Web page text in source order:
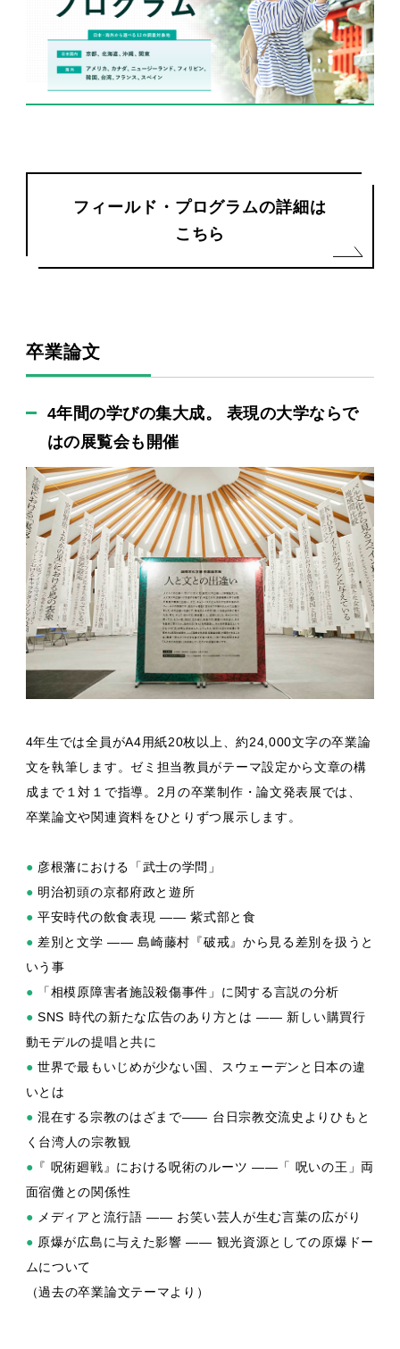
フィールド・プログラムの詳細は
こちら
卒業論文
4年間の学びの集大成。 表現の大学ならで
はの展覧会も開催
4年生では全員がA4用紙20枚以上、約24,000文字の卒業論
文を執筆します。ゼミ担当教員がテーマ設定から文章の構
成まで１対１で指導。2月の卒業制作・論文発表展では、
卒業論文や関連資料をひとりずつ展示します。
● 彦根藩における「武士の学問」
● 明治初頭の京都府政と遊所
● 平安時代の飲食表現 —— 紫式部と食
● 差別と文学 —— 島崎藤村『破戒』から見る差別を扱うと
いう事
● 「相模原障害者施設殺傷事件」に関する言説の分析
● SNS 時代の新たな広告のあり方とは —— 新しい購買行
動モデルの提唱と共に
● 世界で最もいじめが少ない国、スウェーデンと日本の違
いとは
● 混在する宗教のはざまで—— 台日宗教交流史よりひもと
く台湾人の宗教観
● 『 呪術廻戦』における呪術のルーツ ——「 呪いの王」両
面宿儺との関係性
● メディアと流行語 —— お笑い芸人が生む言葉の広がり
● 原爆が広島に与えた影響 —— 観光資源としての原爆ドー
ムについて
（過去の卒業論文テーマより）